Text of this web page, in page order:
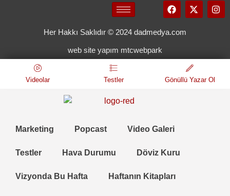
Her Hakkı Saklıdır © 2024 dadmedya.com
web site yapım mtcwebpark
Videolar Testler Gönüllü Yazar Ol
Marketing Popcast Video Galeri
Testler Hava Durumu Döviz Kuru
Vizyonda Bu Hafta Haftanın Kitapları